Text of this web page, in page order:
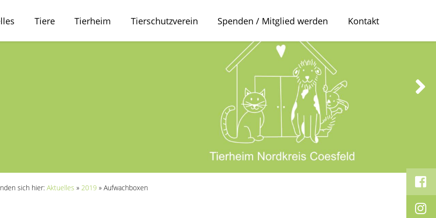
Tiere Tierheim Tierschutzverein Spenden / Mitglied werden Kontakt
sich hier: Aktuelles » 2019 » Aufwachboxen